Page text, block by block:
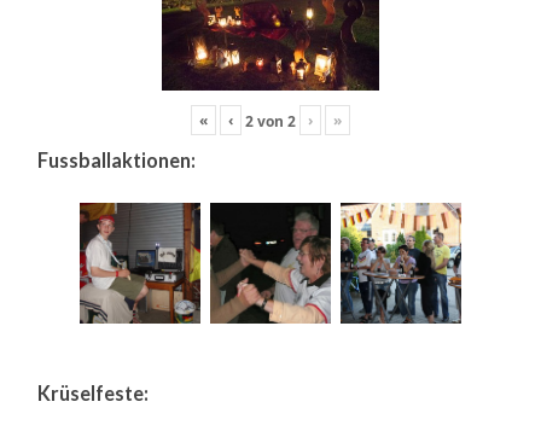
« ‹ 2von 2 › »
Fussballaktionen:
Krüselfeste: